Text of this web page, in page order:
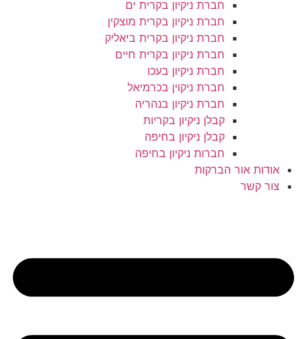
חברת ניקיון בקרית ים
חברת ניקיון בקרית מוצקין
חברת ניקיון בקרית ביאליק
חברת ניקיון בקרית חיים
חברת ניקיון בעכו
חברת ניקוין בכרמיאל
חברת ניקיון בנהריה
קבלן ניקיון בקריות
קבלן ניקיון בחיפה
חברות ניקיון בחיפה
אודות אור הברקות
צור קשר